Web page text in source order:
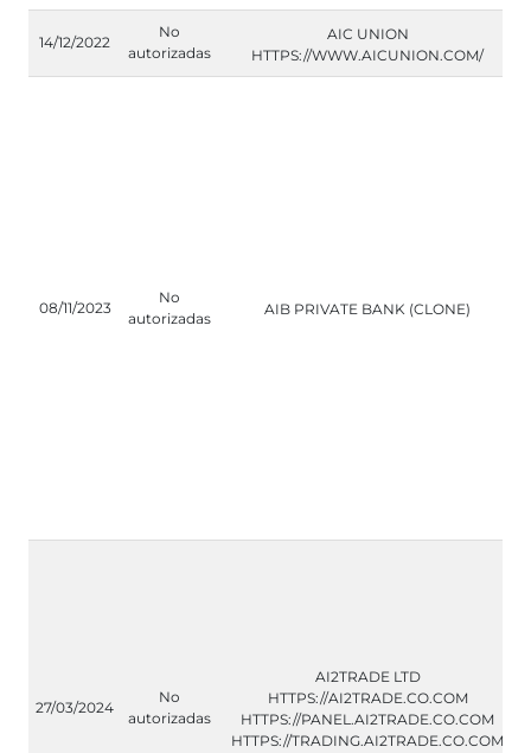
14/12/2022
No
autorizadas
AIC UNION
HTTPS://WWW.AICUNION.COM/
08/11/2023
No
autorizadas
AIB PRIVATE BANK (CLONE)
27/03/2024
No
autorizadas
AI2TRADE LTD
HTTPS://AI2TRADE.CO.COM
HTTPS://PANEL.AI2TRADE.CO.COM
HTTPS://TRADING.AI2TRADE.CO.COM